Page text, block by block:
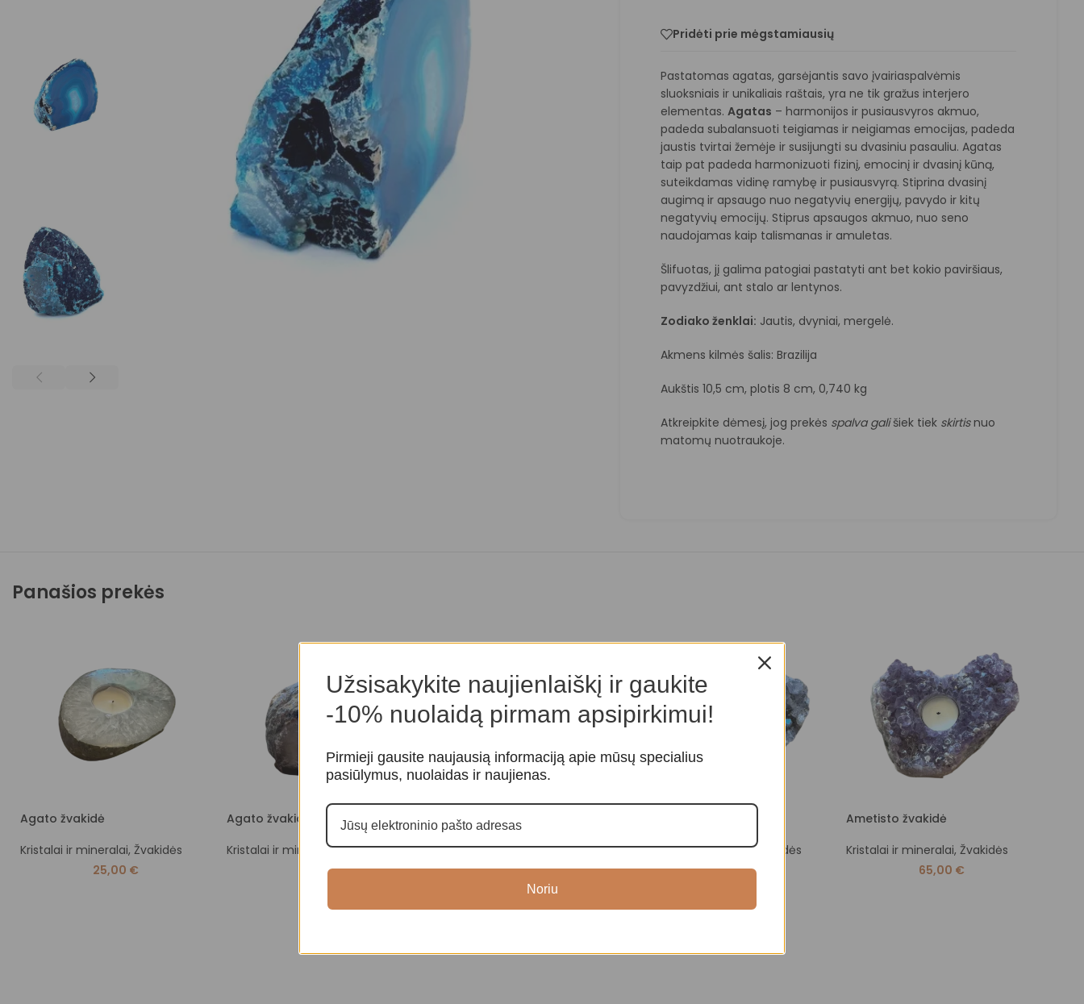
Pridėti prie mėgstamiausių
Pastatomas agatas, garsėjantis savo įvairiaspalvėmis
sluoksniais ir unikaliais raštais, yra ne tik gražus interjero
elementas.Agatas – harmonijos ir pusiausvyros akmuo,
padeda subalansuoti teigiamas ir neigiamas emocijas, padeda
jaustis tvirtai žemėje ir susijungti su dvasiniu pasauliu. Agatas
taip pat padeda harmonizuoti fizinį, emocinį ir dvasinį kūną,
suteikdamas vidinę ramybę ir pusiausvyrą. Stiprina dvasinį
augimą ir apsaugo nuo negatyvių energijų, pavydo ir kitų
negatyvių emocijų. Stiprus apsaugos akmuo, nuo seno
naudojamas kaip talismanas ir amuletas.
Šlifuotas, jį galima patogiai pastatyti ant bet kokio paviršiaus,
pavyzdžiui, ant stalo ar lentynos.
Zodiako ženklai: Jautis, dvyniai, mergelė.
Akmens kilmės šalis: Brazilija
Aukštis 10,5 cm, plotis 8 cm, 0,740 kg
Atkreipkite dėmesį, jog prekės spalva gališiek tiek skirtisnuo
matomų nuotraukoje.
Panašios prekės
Agato žvakidė
Kristalai ir mineralai, Žvakidės
25,00 €
Agato žvakidė
Kristalai ir mineralai, Žvakidės
40,00€
Agato žvakidė
Kristalai ir mineralai, Žvakidės
45,00€
Kristalai ir mineralai, Žvakidės
60,00€
Ametisto žvakidė
Kristalai ir mineralai, Žvakidės
65,00 €
Užsisakykite naujienlaiškį ir gaukite
-10% nuolaidą pirmam apsipirkimui!
Pirmieji gausite naujausią informaciją apie mūsų specialius
pasiūlymus, nuolaidas ir naujienas.
Noriu